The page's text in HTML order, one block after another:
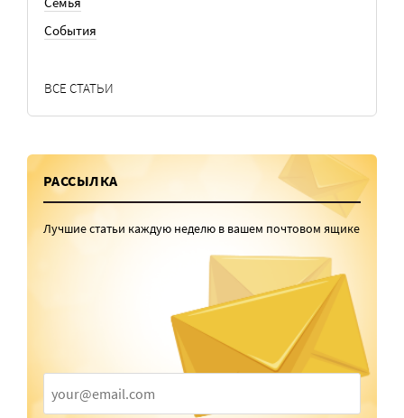
События
ВСЕ СТАТЬИ
РАССЫЛКА
Лучшие статьи каждую неделю в вашем почтовом ящике